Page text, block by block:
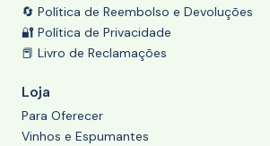
🔄 Política de Reembolso e Devoluções
🔐 Política de Privacidade
📕 Livro de Reclamações
Loja
Para Oferecer
Vinhos e Espumantes